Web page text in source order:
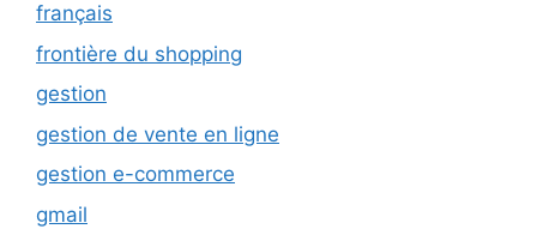
français
frontière du shopping
gestion
gestion de vente en ligne
gestion e-commerce
gmail